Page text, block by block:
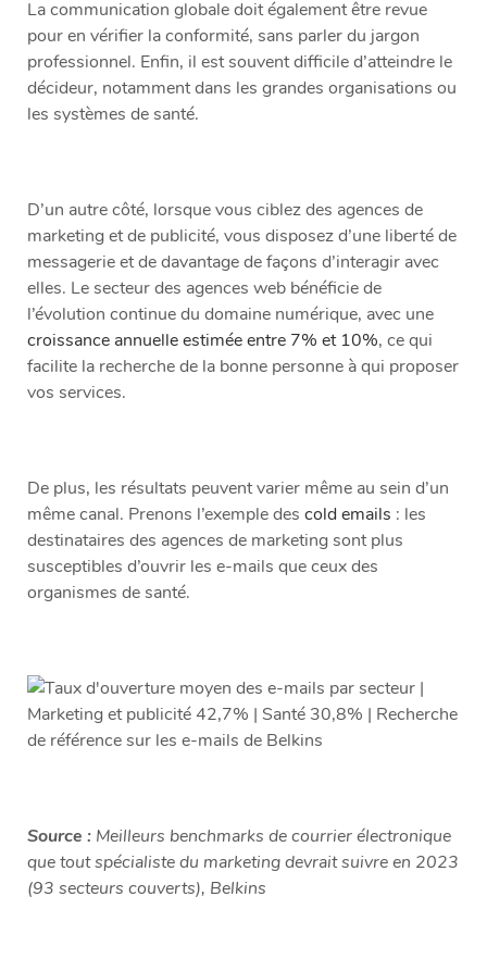
La communication globale doit également être revue
pour en vérifier la conformité, sans parler du jargon
professionnel. Enfin, il est souvent difficile d’atteindre le
décideur, notamment dans les grandes organisations ou
les systèmes de santé.
D’un autre côté, lorsque vous ciblez des agences de
marketing et de publicité, vous disposez d’une liberté de
messagerie et de davantage de façons d’interagir avec
elles. Le secteur des agences web bénéficie de
l’évolution continue du domaine numérique, avec une
croissance annuelle estimée entre 7% et 10%, ce qui
facilite la recherche de la bonne personne à qui proposer
vos services.
De plus, les résultats peuvent varier même au sein d’un
même canal. Prenons l’exemple des cold emails : les
destinataires des agences de marketing sont plus
susceptibles d’ouvrir les e-mails que ceux des
organismes de santé.
Source : Meilleurs benchmarks de courrier électronique
que tout spécialiste du marketing devrait suivre en 2023
(93 secteurs couverts), Belkins